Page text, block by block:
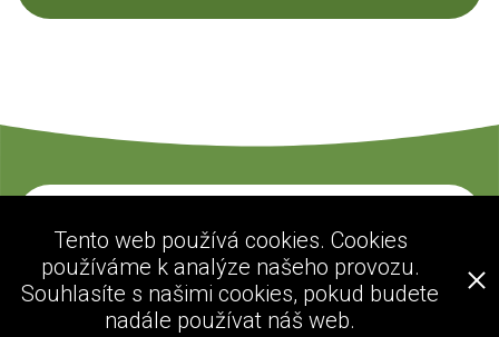
ecogolik.com
Tento web používá cookies. Cookies
používáme k analýze našeho provozu.
Souhlasíte s našimi cookies, pokud budete
nadále používat náš web.